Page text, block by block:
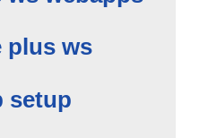
plus ws
setup